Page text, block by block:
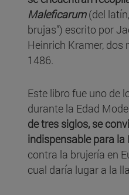
Maleficarum(del
brujas”) escrito por
Heinrich Kramer, dos
1486.
Este libro fue uno de
durante la Edad
de tres siglos, se
indispensable para
contra la brujería en
cual daría lugar a la